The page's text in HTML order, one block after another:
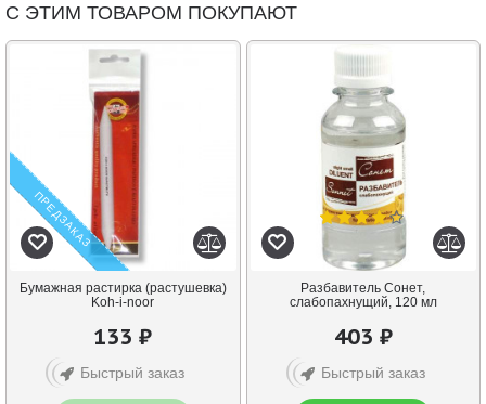
С ЭТИМ ТОВАРОМ ПОКУПАЮТ
ПРЕДЗАКАЗ
Бумажная растирка (растушевка)
Koh-i-noor
133 ₽
Быстрый заказ
Разбавитель Сонет,
слабопахнущий, 120 мл
403 ₽
Быстрый заказ